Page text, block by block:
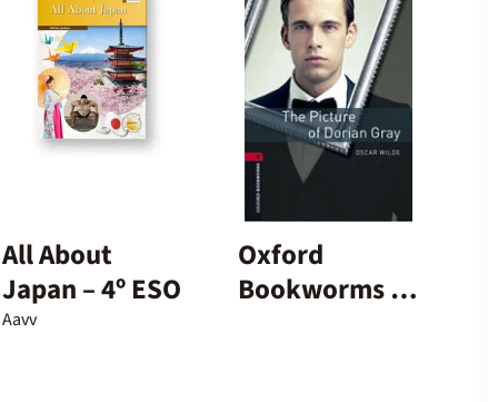
All About
Japan – 4º ESO
Aavv
Oxford
Bookworms 3.